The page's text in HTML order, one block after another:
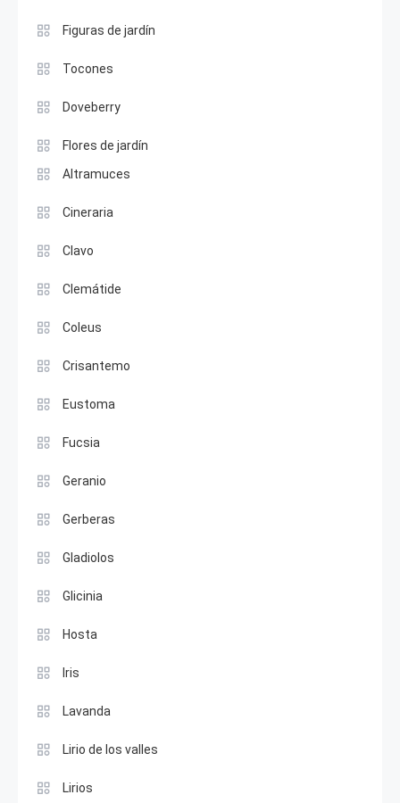
Figuras de jardín
Tocones
Doveberry
Flores de jardín
Altramuces
Cineraria
Clavo
Clemátide
Coleus
Crisantemo
Eustoma
Fucsia
Geranio
Gerberas
Gladiolos
Glicinia
Hosta
Iris
Lavanda
Lirio de los valles
Lirios